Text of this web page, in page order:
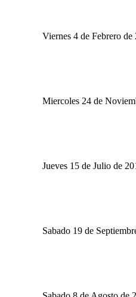
Viernes 4 de Febrero de
Miercoles 24 de
Jueves 15 de Julio de
Sabado 19 de